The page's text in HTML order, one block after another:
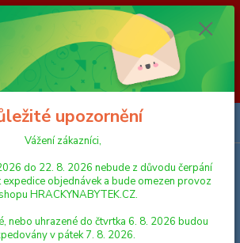
termínu od 8. 8. 2026 do 23. 8. 2026 nebude z
probíhat expedice objednávek a bude omezen
Objednávky přijaté, nebo
8. 2026 budou expedovány v pátek 7. 8. 2026.
uhrazené od pátku 7. 8. 2026 do neděle 23. 8.
od pondělí 24. 8. 2026. Děkujeme za
HRACKYNABYTEK.CZ
Menu
Hledat
upozornění
Vážení zákazníci,
do 22. 8. 2026 nebude z důvodu čerpání
objednávek a bude omezen provoz
HRACKYNABYTEK.CZ.
nebo uhrazené do čtvrtka 6. 8. 2026 budou
v pátek 7. 8. 2026.